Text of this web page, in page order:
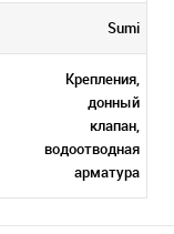
Sumi
Крепления,
донный
клапан,
водоотводная
арматура